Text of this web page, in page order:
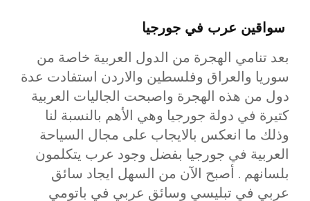
سواقين عرب في جورجيا
بعد تنامي الهجرة من الدول العربية خاصة من
سوريا والعراق وفلسطين والاردن استفادت عدة
دول من هذه الهجرة واصبحت الجاليات العربية
كتيرة في دولة جورجيا وهي الأهم بالنسبة لنا
وذلك ما انعكس بالايجاب على مجال السياحة
العربية في جورجيا بفضل وجود عرب يتكلمون
بلسانهم . أصبح الآن من السهل ايجاد سائق
عربي في تبليسي وسائق عربي في باتومي